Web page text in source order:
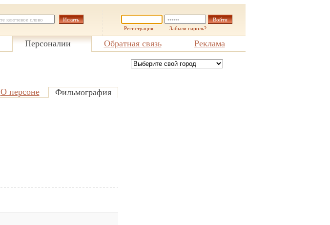
Регистрация Забыли пароль?
Персоналии Обратная связь Реклама
О персоне
Фильмография